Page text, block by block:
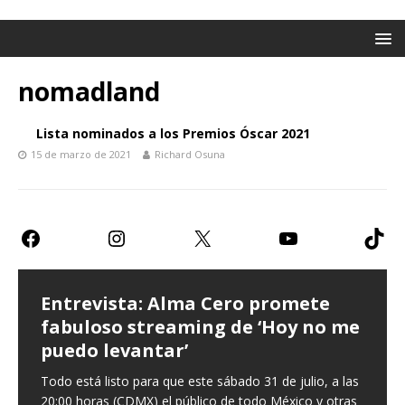
nomadland
Lista nominados a los Premios Óscar 2021
15 de marzo de 2021 Richard Osuna
Entrevista: Alma Cero promete
fabuloso streaming de ‘Hoy no me
puedo levantar’
Todo está listo para que este sábado 31 de julio, a las
20:00 horas (CDMX) el público de todo México y otras